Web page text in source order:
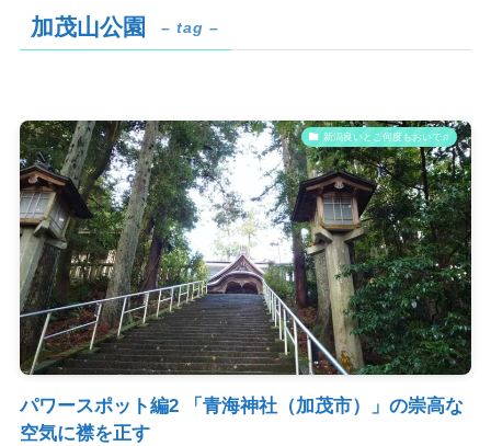
加茂山公園 – tag –
新潟良いとこ何度もおいで♫
パワースポット編2 「青海神社（加茂市）」の崇高な
空気に襟を正す